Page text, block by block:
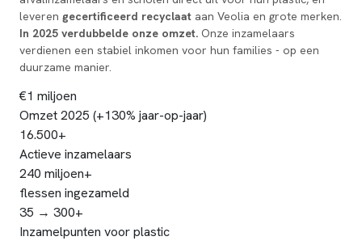
leveren gecertificeerd recyclaat aan Veolia en grote merken.
In 2025 verdubbelde onze omzet. Onze inzamelaars
verdienen een stabiel inkomen voor hun families - op een
duurzame manier.
€1 miljoen
Omzet 2025 (+130% jaar-op-jaar)
16.500+
Actieve inzamelaars
240 miljoen+
flessen ingezameld
35 → 300+
Inzamelpunten voor plastic